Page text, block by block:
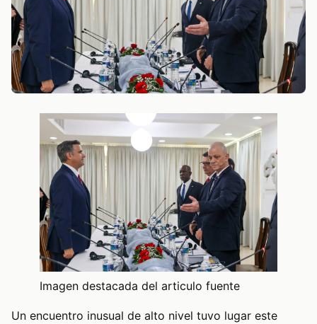
Imagen destacada del articulo fuente
Un encuentro inusual de alto nivel tuvo lugar este